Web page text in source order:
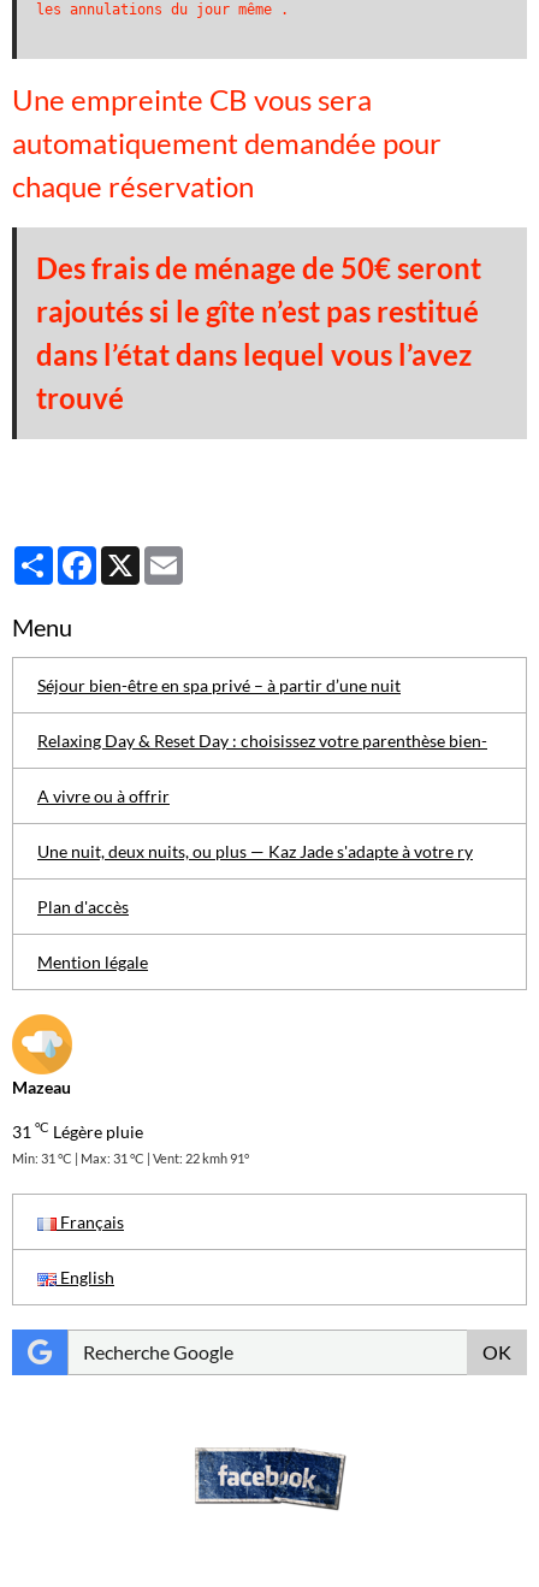
les annulations du jour même .
Une empreinte CB vous sera
automatiquement demandée pour
chaque réservation
Des frais de ménage de 50€ seront
rajoutés si le gîte n’est pas restitué
dans l’état dans lequel vous l’avez
trouvé
PartagerFacebook
X
Menu
Séjour bien-être en spa privé – à partir d’une nuit
Relaxing Day & Reset Day : choisissez votre parenthèse bien-
A vivre ou à offrir
Une nuit, deux nuits, ou plus — Kaz Jade s'adapte à votre ry
Plan d'accès
Mention légale
Mazeau
31 °C Légère pluie
Min: 31 °C | Max: 31 °C | Vent: 22 kmh 91°
Français
English
OK